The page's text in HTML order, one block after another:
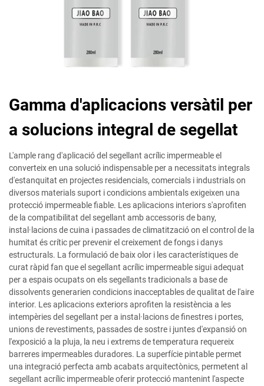
Gamma d'aplicacions versàtil per
a solucions integral de segellat
L'ample rang d'aplicació del segellant acrílic impermeable el
converteix en una solució indispensable per a necessitats integrals
d'estanquitat en projectes residencials, comercials i industrials on
diversos materials suport i condicions ambientals exigeixen una
protecció impermeable fiable. Les aplicacions interiors s'aprofiten
de la compatibilitat del segellant amb accessoris de bany,
instal·lacions de cuina i passades de climatització on el control de la
humitat és crític per prevenir el creixement de fongs i danys
estructurals. La formulació de baix olor i les característiques de
curat ràpid fan que el segellant acrílic impermeable sigui adequat
per a espais ocupats on els segellants tradicionals a base de
dissolvents generarien condicions inacceptables de qualitat de l'aire
interior. Les aplicacions exteriors aprofiten la resistència a les
intempèries del segellant per a instal·lacions de finestres i portes,
unions de revestiments, passades de sostre i juntes d'expansió on
l'exposició a la pluja, la neu i extrems de temperatura requereix
barreres impermeables duradores. La superfície pintable permet
una integració perfecta amb acabats arquitectònics, permetent al
segellant acrílic impermeable oferir protecció mantenint l'aspecte